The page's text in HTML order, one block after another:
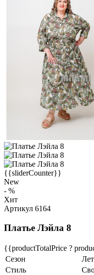
{{sliderCounter}}
New
- %
Хит
Артикул 6164
Платье Лэйла 8
{{productTotalPrice ?
Сезон
Стиль